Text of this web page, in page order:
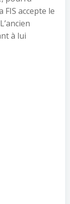
accepte le
à lui